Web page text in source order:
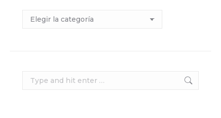
Categorías
Search: